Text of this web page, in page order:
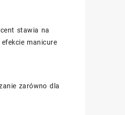
stawia na
manicure
zarówno dla